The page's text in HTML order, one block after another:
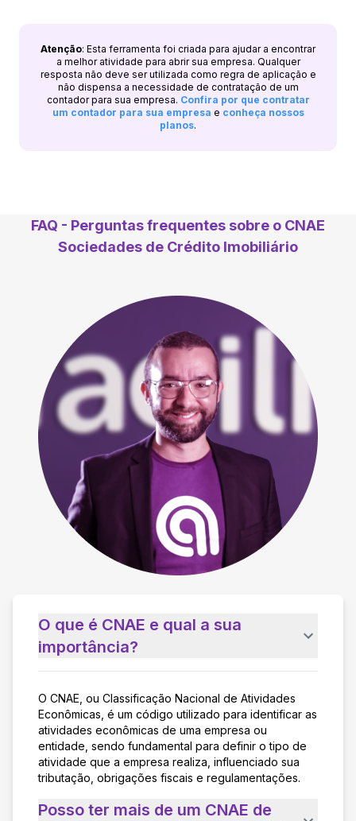
Atenção: Esta ferramenta foi criada para ajudar a encontrar
a melhor atividade para abrir sua empresa. Qualquer
resposta não deve ser utilizada como regra de aplicação e
não dispensa a necessidade de contratação de um
contador para sua empresa. Confira por que contratar
um contador para sua empresa e conheça nossos
planos.
FAQ - Perguntas frequentes sobre o CNAE
Sociedades de Crédito Imobiliário
O que é CNAE e qual a sua
importância?
O CNAE, ou Classificação Nacional de Atividades
Econômicas, é um código utilizado para identificar as
atividades econômicas de uma empresa ou
entidade, sendo fundamental para definir o tipo de
atividade que a empresa realiza, influenciado sua
tributação, obrigações fiscais e regulamentações.
Posso ter mais de um CNAE de